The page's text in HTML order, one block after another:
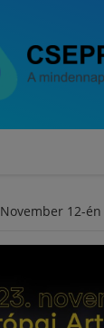
November 12-